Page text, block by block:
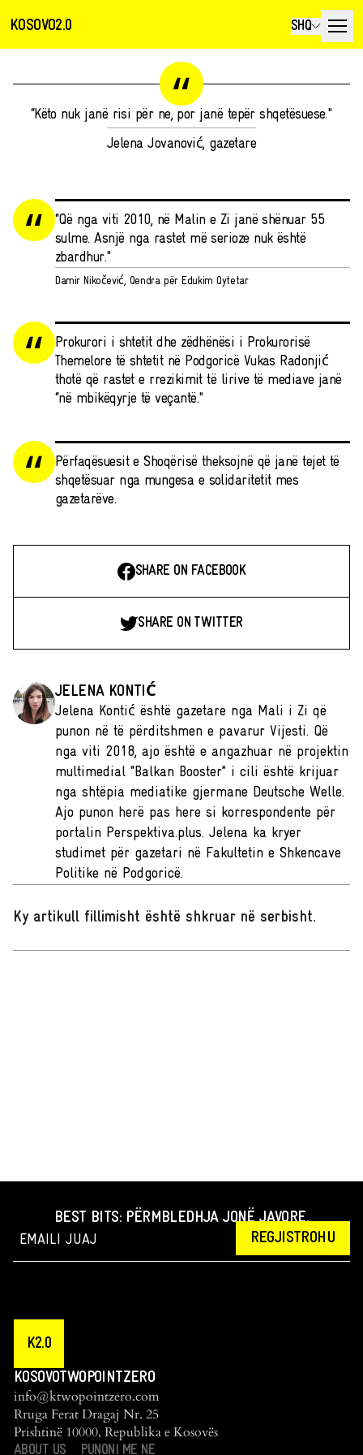
KOSOVO2.0 SHQ
“Këto nuk janë risi për ne, por janë tepër shqetësuese."
Jelena Jovanović, gazetare
“Që nga viti 2010, në Malin e Zi janë shënuar 55
sulme. Asnjë nga rastet më serioze nuk është
zbardhur."
Damir Nikočević, Qendra për Edukim Qytetar
Prokurori i shtetit dhe zëdhënësi i Prokurorisë
Themelore të shtetit në Podgoricë Vukas Radonjić
thotë që rastet e rrezikimit të lirive të mediave janë
“në mbikëqyrje të veçantë."
Përfaqësuesit e Shoqërisë theksojnë që janë tejet të
shqetësuar nga mungesa e solidaritetit mes
gazetarëve.
SHARE ON FACEBOOK
SHARE ON TWITTER
JELENA KONTIĆ
Jelena Kontić është gazetare nga Mali i Zi që
punon në të përditshmen e pavarur Vijesti. Që
nga viti 2018, ajo është e angazhuar në projektin
multimedial “Balkan Booster” i cili është krijuar
nga shtëpia mediatike gjermane Deutsche Welle.
Ajo punon herë pas here si korrespondente për
portalin Perspektiva.plus. Jelena ka kryer
studimet për gazetari në Fakultetin e Shkencave
Politike në Podgoricë.
Ky artikull fillimisht është shkruar në serbisht.
BEST BITS: PËRMBLEDHJA JONË JAVORE.
REGJISTROHU
K2.0
KOSOVOTWOPOINTZERO
info@ktwopointzero.com
Rruga Ferat Dragaj Nr. 25
Prishtinë 10000, Republika e Kosovës
ABOUT US PUNONI ME NE